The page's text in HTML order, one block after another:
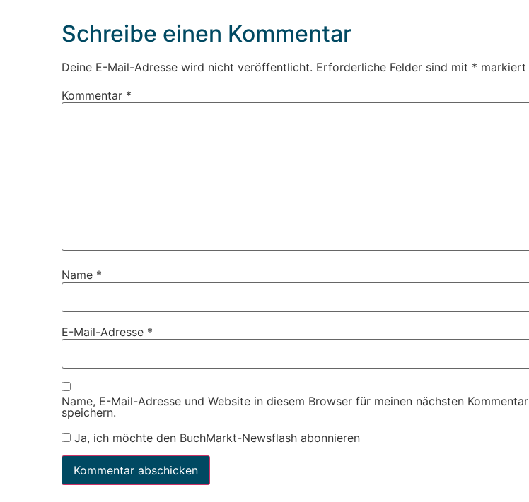
Schreibe einen Kommentar
Deine E-Mail-Adresse wird nicht veröffentlicht. Erforderliche Felder sind mit * markiert
Kommentar *
Name *
E-Mail-Adresse *
Name, E-Mail-Adresse und Website in diesem Browser für meinen nächsten Kommentar
speichern.
Ja, ich möchte den BuchMarkt-Newsflash abonnieren